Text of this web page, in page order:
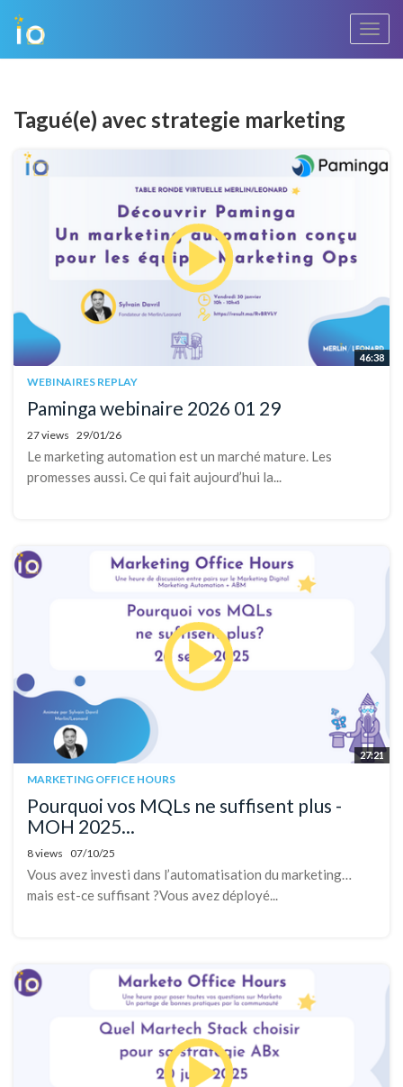
la
Tagué(e) avec strategie marketing
46:38
WEBINAIRES REPLAY
Paminga webinaire 2026 01 29
27 views 29/01/26
Le marketing automation est un marché mature. Les
promesses aussi. Ce qui fait aujourd’hui la...
27:21
MARKETING OFFICE HOURS
Pourquoi vos MQLs ne suffisent plus -
MOH 2025...
8 views 07/10/25
Vous avez investi dans l’automatisation du marketing…
mais est-ce suffisant ?Vous avez déployé...